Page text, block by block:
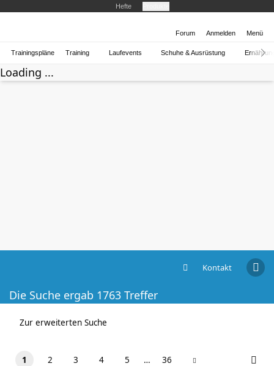
Hefte
Forum Anmelden Menü
Trainingspläne Training Laufevents Schuhe & Ausrüstung
Loading ...
Kontakt
Die Suche ergab 1763 Treffer
Zur erweiterten Suche
1 2 3 4 5 … 36